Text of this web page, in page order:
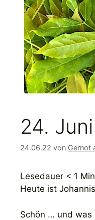
24.
24.06.22 von Gernot
Lesedauer < 1
Heute ist
Schön … und was